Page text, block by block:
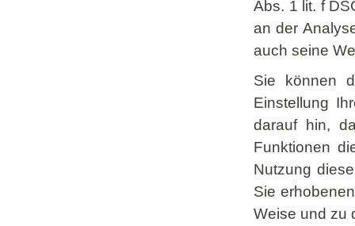
Abs. 1 lit. f
an der
auch seine
Sie können
Einstellung
darauf hin,
Funktionen
Nutzung
Sie
Weise und zu